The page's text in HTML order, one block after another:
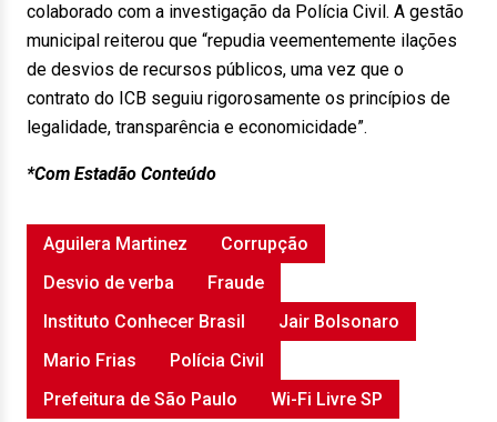
colaborado com a investigação da Polícia Civil. A gestão
municipal reiterou que “repudia veementemente ilações
de desvios de recursos públicos, uma vez que o
contrato do ICB seguiu rigorosamente os princípios de
legalidade, transparência e economicidade”.
*Com Estadão Conteúdo
Aguilera Martinez
Corrupção
Desvio de verba
Fraude
Instituto Conhecer Brasil
Jair Bolsonaro
Mario Frias
Polícia Civil
Prefeitura de São Paulo
Wi-Fi Livre SP